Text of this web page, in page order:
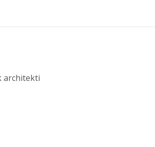
architekti